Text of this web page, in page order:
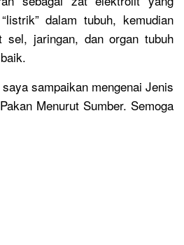
dalam tubuh, kemudian
sel, jaringan, dan organ tubuh
sampaikan mengenai Jenis
Menurut Sumber. Semoga